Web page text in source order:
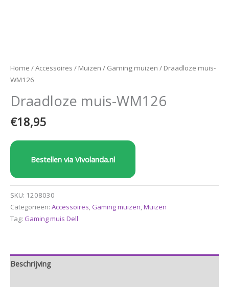
Home /Accessoires / Muizen / Gaming muizen / Draadloze muis-
WM126
Draadloze muis-WM126
€18,95
Bestellen via Vivolanda.nl
SKU: 1208030
Categorieën: Accessoires, Gaming muizen,Muizen
Tag: Gaming muis Dell
Beschrijving